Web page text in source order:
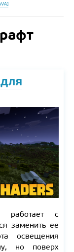
работает с
заменить ее
освещения
но поверх